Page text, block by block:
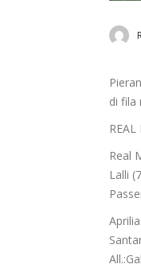
di fila
Real
Lalli
All.: